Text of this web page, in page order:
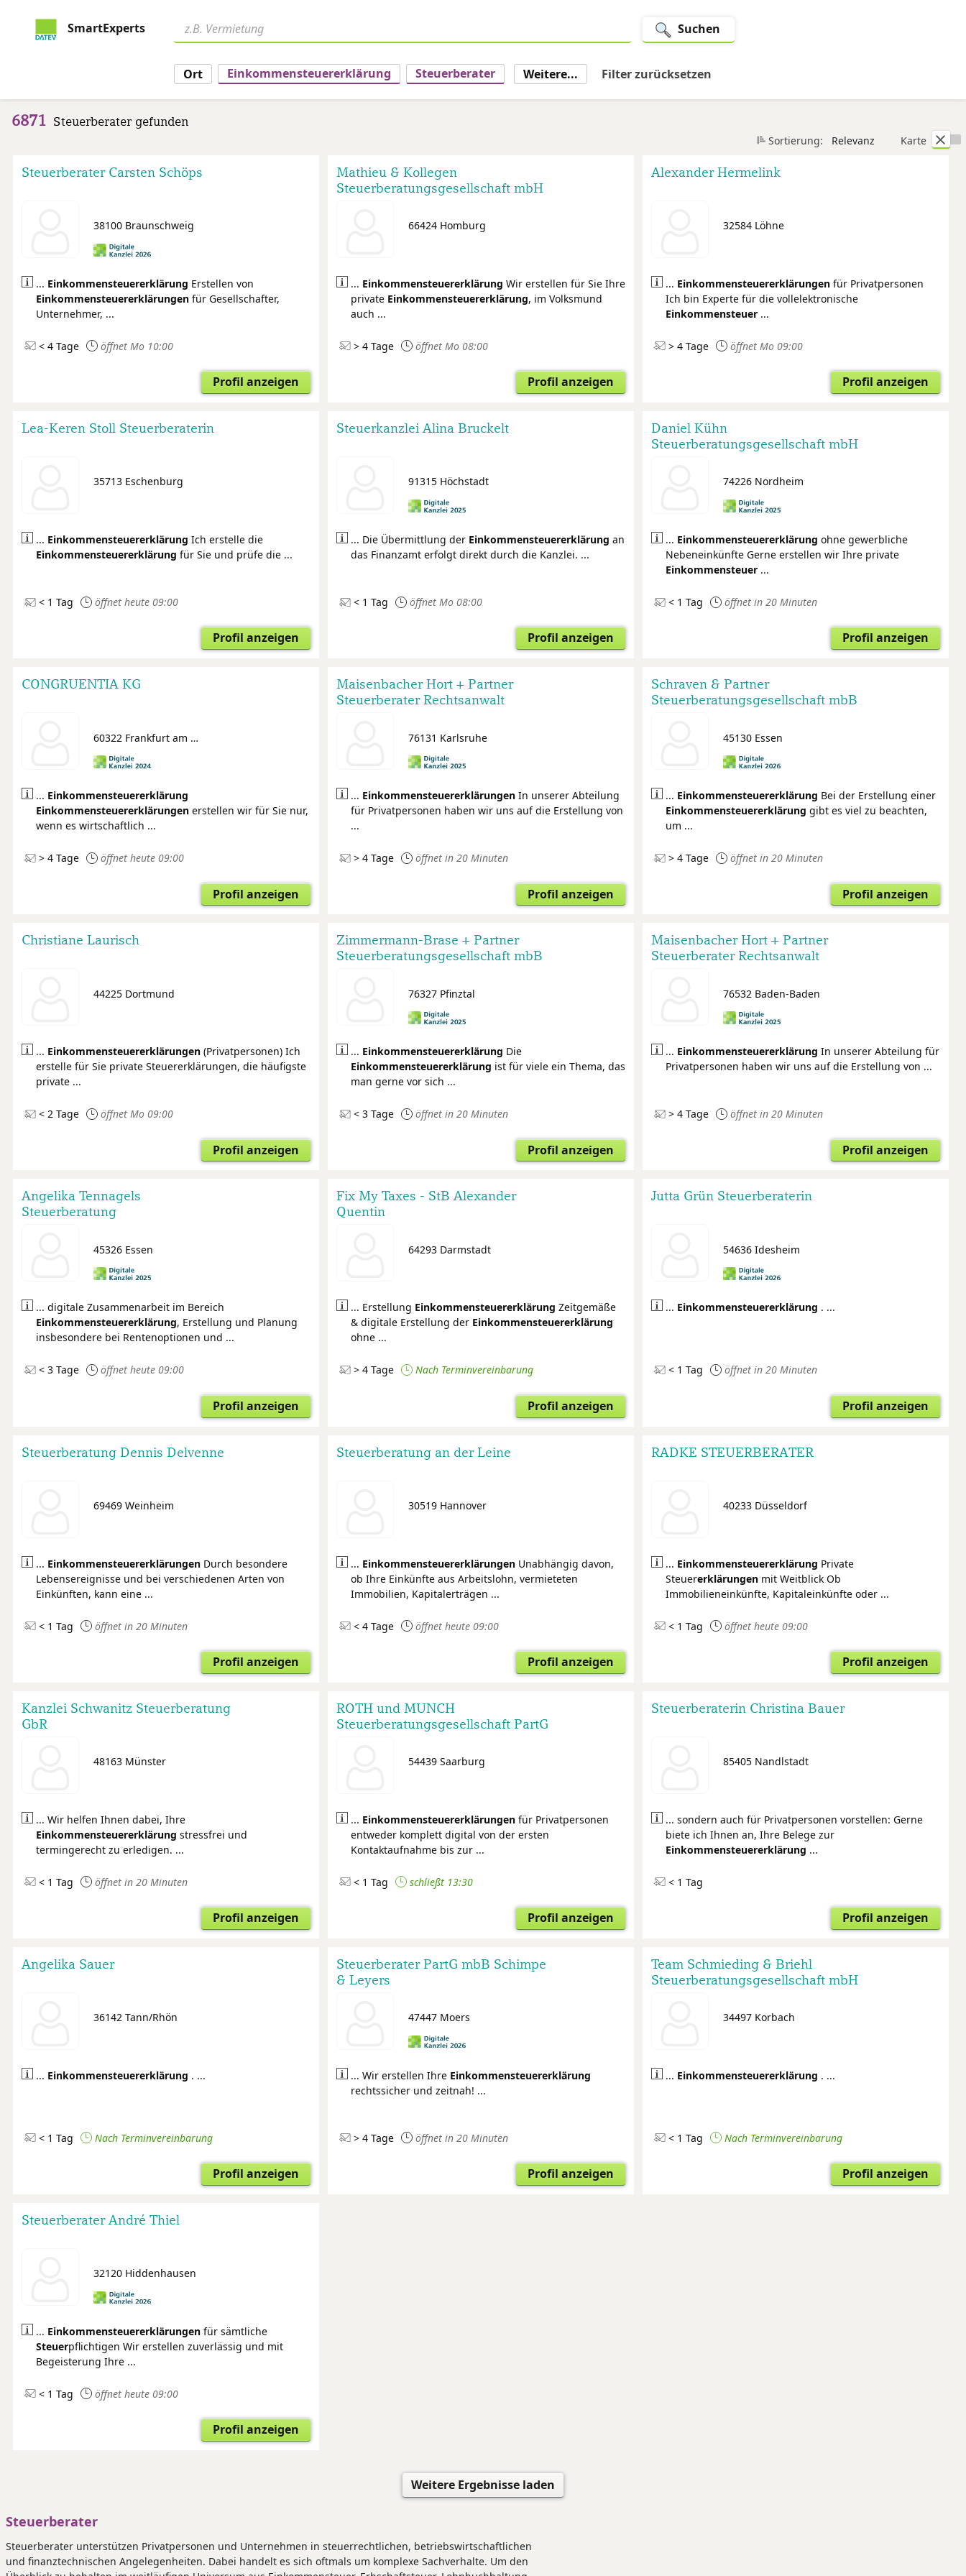
SmartExperts Ihr Anliegen? Suchen
Ort Einkommensteuererklärung Steuerberater Weitere... Filter zurücksetzen
6871 Steuerberater gefunden
Sortierung: Relevanz Karte
Steuerberater Carsten Schöps
38100 Braunschweig
... Einkommensteuererklärung Erstellen von
Einkommensteuererklärungenfür Gesellschafter,
Unternehmer, ...
< 4 Tage öffnet Mo 10:00
Profil anzeigen
Mathieu & Kollegen
Steuerberatungsgesellschaft mbH
66424 Homburg
... Einkommensteuererklärung Wir erstellen für Sie Ihre
private Einkommensteuererklärung, im Volksmund
auch ...
> 4 Tage öffnet Mo 08:00
Profil anzeigen
Alexander Hermelink
32584 Löhne
... Einkommensteuererklärungen für Privatpersonen
Ich bin Experte für die vollelektronische
Einkommensteuer ...
> 4 Tage öffnet Mo 09:00
Profil anzeigen
Lea-Keren Stoll Steuerberaterin
35713 Eschenburg
... Einkommensteuererklärung Ich erstelle die
Einkommensteuererklärung für Sie und prüfe die ...
< 1 Tag öffnet heute 09:00
Profil anzeigen
Steuerkanzlei Alina Bruckelt
91315 Höchstadt
... Die Übermittlung der Einkommensteuererklärung an
das Finanzamt erfolgt direkt durch die Kanzlei. ...
< 1 Tag öffnet Mo 08:00
Profil anzeigen
Daniel Kühn
Steuerberatungsgesellschaft mbH
74226 Nordheim
... Einkommensteuererklärung ohne gewerbliche
Nebeneinkünfte Gerne erstellen wir Ihre private
Einkommensteuer ...
< 1 Tag öffnet in 20 Minuten
Profil anzeigen
CONGRUENTIA KG
60322 Frankfurt am Main
... Einkommensteuererklärung
Einkommensteuererklärungenerstellen wir für Sie nur,
wenn es wirtschaftlich ...
> 4 Tage öffnet heute 09:00
Profil anzeigen
Maisenbacher Hort + Partner
Steuerberater Rechtsanwalt
76131 Karlsruhe
... EinkommensteuererklärungenIn unserer Abteilung
für Privatpersonen haben wir uns auf die Erstellung von
...
> 4 Tage öffnet in 20 Minuten
Profil anzeigen
Schraven & Partner
Steuerberatungsgesellschaft mbB
45130 Essen
... Einkommensteuererklärung Bei der Erstellung einer
Einkommensteuererklärung gibt es viel zu beachten,
um ...
> 4 Tage öffnet in 20 Minuten
Profil anzeigen
Christiane Laurisch
44225 Dortmund
... Einkommensteuererklärungen(Privatpersonen) Ich
erstelle für Sie private Steuererklärungen, die häufigste
private ...
< 2 Tage öffnet Mo 09:00
Profil anzeigen
Zimmermann-Brase + Partner
Steuerberatungsgesellschaft mbB
76327 Pfinztal
... Einkommensteuererklärung Die
Einkommensteuererklärung ist für viele ein Thema, das
man gerne vor sich ...
< 3 Tage öffnet in 20 Minuten
Profil anzeigen
Maisenbacher Hort + Partner
Steuerberater Rechtsanwalt
76532 Baden-Baden
... Einkommensteuererklärung In unserer Abteilung für
Privatpersonen haben wir uns auf die Erstellung von ...
> 4 Tage öffnet in 20 Minuten
Profil anzeigen
Angelika Tennagels
Steuerberatung
45326 Essen
... digitale Zusammenarbeit im Bereich
Einkommensteuererklärung, Erstellung und Planung
insbesondere bei Rentenoptionen und ...
< 3 Tage öffnet heute 09:00
Profil anzeigen
Fix My Taxes - StB Alexander
Quentin
64293 Darmstadt
... Erstellung Einkommensteuererklärung Zeitgemäße
& digitale Erstellung der Einkommensteuererklärung
ohne ...
> 4 Tage Nach Terminvereinbarung
Profil anzeigen
Jutta Grün Steuerberaterin
54636 Idesheim
... Einkommensteuererklärung . ...
< 1 Tag öffnet in 20 Minuten
Profil anzeigen
Steuerberatung Dennis Delvenne
69469 Weinheim
... EinkommensteuererklärungenDurch besondere
Lebensereignisse und bei verschiedenen Arten von
Einkünften, kann eine ...
< 1 Tag öffnet in 20 Minuten
Profil anzeigen
Steuerberatung an der Leine
30519 Hannover
... EinkommensteuererklärungenUnabhängig davon,
ob Ihre Einkünfte aus Arbeitslohn, vermieteten
Immobilien, Kapitalerträgen ...
< 4 Tage öffnet heute 09:00
Profil anzeigen
RADKE STEUERBERATER
40233 Düsseldorf
... Einkommensteuererklärung Private
Steuererklärungen mit Weitblick Ob
Immobilieneinkünfte, Kapitaleinkünfte oder ...
< 1 Tag öffnet heute 09:00
Profil anzeigen
Kanzlei Schwanitz Steuerberatung
GbR
48163 Münster
... Wir helfen Ihnen dabei, Ihre
Einkommensteuererklärung stressfrei und
termingerecht zu erledigen. ...
< 1 Tag öffnet in 20 Minuten
Profil anzeigen
ROTH und MUNCH
Steuerberatungsgesellschaft PartG
54439 Saarburg
... Einkommensteuererklärungenfür Privatpersonen
entweder komplett digital von der ersten
Kontaktaufnahme bis zur ...
< 1 Tag schließt 13:30
Profil anzeigen
Steuerberaterin Christina Bauer
85405 Nandlstadt
... sondern auch für Privatpersonen vorstellen: Gerne
biete ich Ihnen an, Ihre Belege zur
Einkommensteuererklärung ...
< 1 Tag
Profil anzeigen
Angelika Sauer
36142 Tann/Rhön
... Einkommensteuererklärung . ...
< 1 Tag Nach Terminvereinbarung
Profil anzeigen
Steuerberater PartG mbB Schimpe
& Leyers
47447 Moers
... Wir erstellen Ihre Einkommensteuererklärung
rechtssicher und zeitnah! ...
> 4 Tage öffnet in 20 Minuten
Profil anzeigen
Team Schmieding & Briehl
Steuerberatungsgesellschaft mbH
34497 Korbach
... Einkommensteuererklärung . ...
< 1 Tag Nach Terminvereinbarung
Profil anzeigen
Steuerberater André Thiel
32120 Hiddenhausen
... Einkommensteuererklärungenfür sämtliche
Steuerpflichtigen Wir erstellen zuverlässig und mit
Begeisterung Ihre ...
< 1 Tag öffnet heute 09:00
Profil anzeigen
Weitere Ergebnisse laden
Steuerberater
Steuerberater unterstützen Privatpersonen und Unternehmen in steuerrechtlichen, betriebswirtschaftlichen
und finanztechnischen Angelegenheiten. Dabei handelt es sich oftmals um komplexe Sachverhalte. Um den